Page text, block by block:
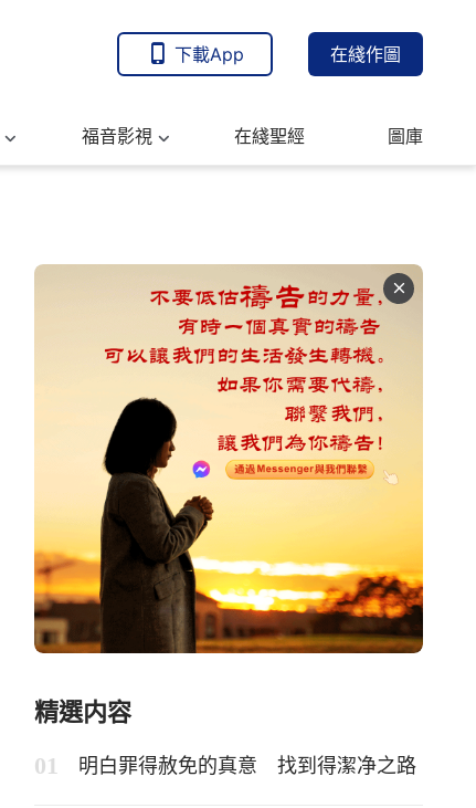
下載App 在綫作圖
福音影視 在綫聖經 圖庫
精選内容
明白罪得赦免的真意 找到得潔净之路